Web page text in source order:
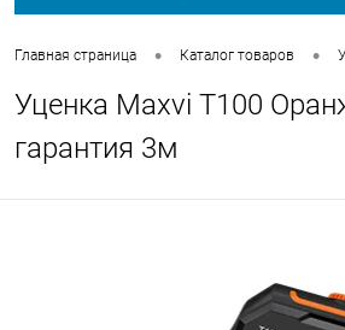
Главная страница • Каталог товаров •
Уценка Maxvi T100
гарантия 3м
Сегодня